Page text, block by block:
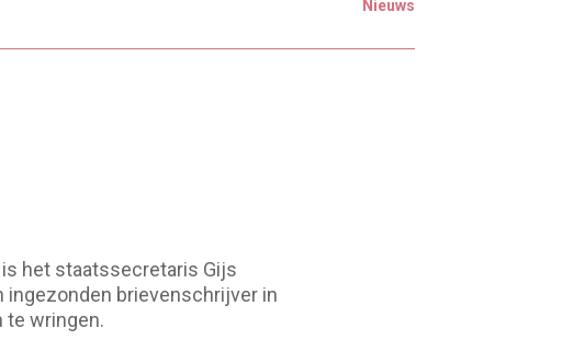
Nieuws
is het staatssecretaris Gijs
ingezonden brievenschrijver in
te wringen.